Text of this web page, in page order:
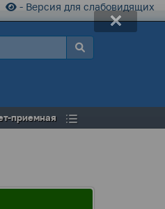
- Версия для слабовидящих
приемная